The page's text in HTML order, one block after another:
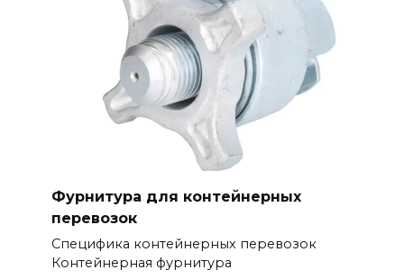
Фурнитура для контейнерных
перевозок
Специфика контейнерных перевозок
Контейнерная фурнитура